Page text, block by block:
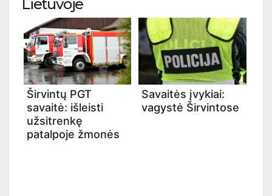
Lietuvoje
Širvintų PGT
savaitė: išleisti
užsitrenkę
patalpoje žmonės
Savaitės įvykiai:
vagystė Širvintose